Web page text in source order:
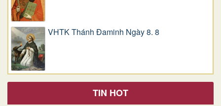
VHTK Thánh Đaminh Ngày 8. 8
TIN HOT